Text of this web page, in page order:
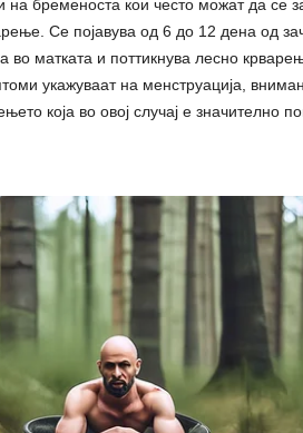
на бременоста кои често можат да се
Се појавува од 6 до 12 дена од
во матката и поттикнува лесно
укажуваат на менструација,
која во овој случај е значително